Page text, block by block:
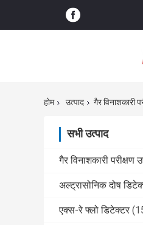
होम उत्पाद गैर विनाशकारी
सभी उत्पाद
गैर विनाशकारी परीक्षण
अल्ट्रासोनिक दोष
एक्स-रे फ्लो डिटेक्टर